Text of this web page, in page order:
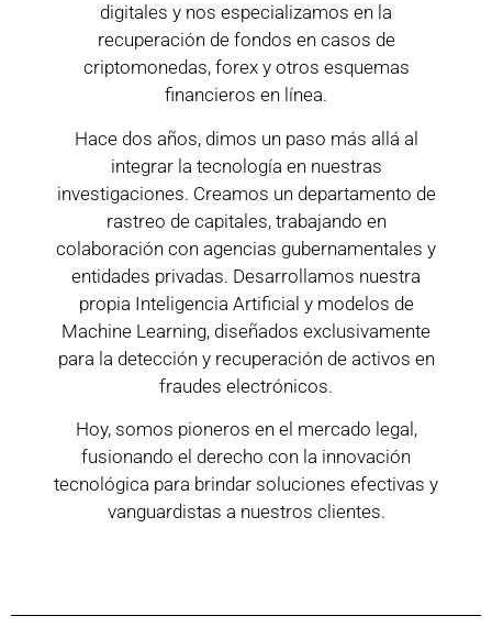
digitales y nos especializamos en la
recuperación de fondos en casos de
criptomonedas, forex y otros esquemas
financieros en línea.
Hace dos años, dimos un paso más allá al
integrar la tecnología en nuestras
investigaciones. Creamos un departamento de
rastreo de capitales, trabajando en
colaboración con agencias gubernamentales y
entidades privadas. Desarrollamos nuestra
propia Inteligencia Artificial y modelos de
Machine Learning, diseñados exclusivamente
para la detección y recuperación de activos en
fraudes electrónicos.
Hoy, somos pioneros en el mercado legal,
fusionando el derecho con la innovación
tecnológica para brindar soluciones efectivas y
vanguardistas a nuestros clientes.